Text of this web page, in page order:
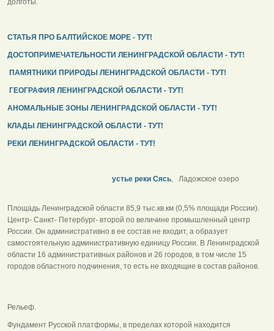
долготы.
СТАТЬЯ ПРО БАЛТИЙСКОЕ МОРЕ - ТУТ!
ДОСТОПРИМЕЧАТЕЛЬНОСТИ ЛЕНИНГРАДСКОЙ ОБЛАСТИ - ТУТ!
ПАМЯТНИКИ ПРИРОДЫ ЛЕНИНГРАДСКОЙ ОБЛАСТИ - ТУТ!
ГЕОГРАФИЯ ЛЕНИНГРАДСКОЙ ОБЛАСТИ - ТУТ!
АНОМАЛЬНЫЕ ЗОНЫ ЛЕНИНГРАДСКОЙ ОБЛАСТИ - ТУТ!
КЛАДЫ ЛЕНИНГРАДСКОЙ ОБЛАСТИ - ТУТ!
РЕКИ ЛЕНИНГРАДСКОЙ ОБЛАСТИ - ТУТ!
устье реки Сясь, Ладожское озеро
Площадь Ленинградской области 85,9 тыс.кв.км (0,5% площади России).
Центр- Санкт- Петербург- второй по величине промышленный центр
России. Он административно в ее состав не входит, а образует
самостоятельную административную единицу России. В Ленинградской
области 16 административных районов и 26 городов, в том числе 15
городов областного подчинения, то есть не входящие в состав районов.
Рельеф.
Фундамент Русской платформы, в пределах которой находится